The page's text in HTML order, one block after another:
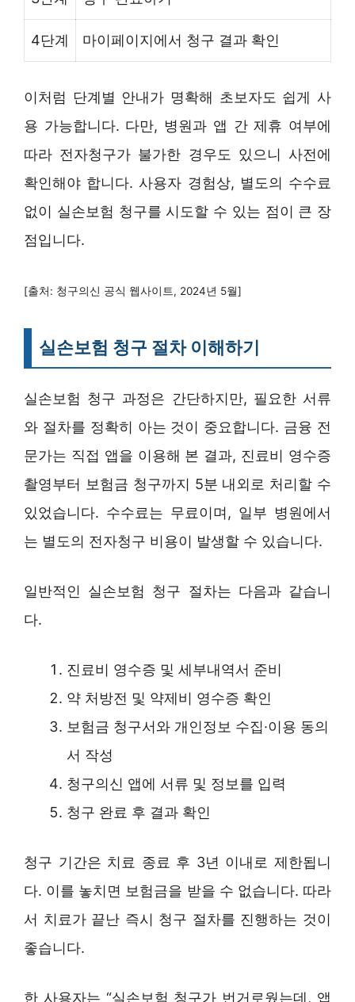
4단계 마이페이지에서 청구 결과 확인
이처럼 단계별 안내가 명확해 초보자도 쉽게 사
용 가능합니다. 다만, 병원과 앱 간 제휴 여부에
따라 전자청구가 불가한 경우도 있으니 사전에
확인해야 합니다. 사용자 경험상, 별도의 수수료
없이 실손보험 청구를 시도할 수 있는 점이 큰 장
점입니다.
[출처: 청구의신 공식 웹사이트, 2024년 5월]
실손보험 청구 절차 이해하기
실손보험 청구 과정은 간단하지만, 필요한 서류
와 절차를 정확히 아는 것이 중요합니다. 금융 전
문가는 직접 앱을 이용해 본 결과, 진료비 영수증
촬영부터 보험금 청구까지 5분 내외로 처리할 수
있었습니다. 수수료는 무료이며, 일부 병원에서
는 별도의 전자청구 비용이 발생할 수 있습니다.
일반적인 실손보험 청구 절차는 다음과 같습니
다.
진료비 영수증 및 세부내역서 준비
약 처방전 및 약제비 영수증 확인
보험금 청구서와 개인정보 수집·이용 동의
서 작성
청구의신 앱에 서류 및 정보를 입력
청구 완료 후 결과 확인
청구 기간은 치료 종료 후 3년 이내로 제한됩니
다. 이를 놓치면 보험금을 받을 수 없습니다. 따라
서 치료가 끝난 즉시 청구 절차를 진행하는 것이
좋습니다.
한 사용자는 “실손보험 청구가 번거로웠는데, 앱